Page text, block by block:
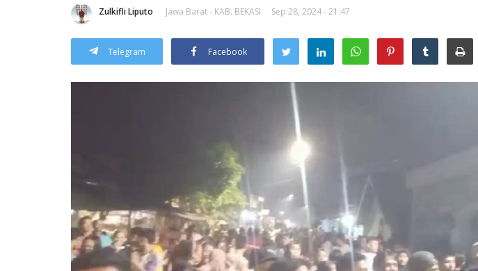
Zulkifli Liputo Jawa Barat - KAB. BEKASI Sep 28, 2024 - 21:47
Telegram Facebook